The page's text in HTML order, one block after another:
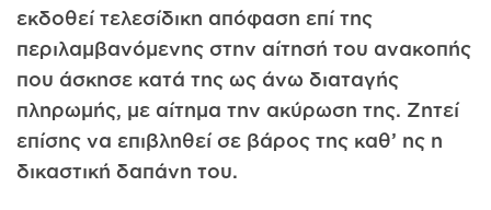
εκδοθεί τελεσίδικη απόφαση επί της
περιλαμβανόμενης στην αίτησή του ανακοπής
που άσκησε κατά της ως άνω διαταγής
πληρωμής, με αίτημα την ακύρωση της. Ζητεί
επίσης να επιβληθεί σε βάρος της καθ’ ης η
δικαστική δαπάνη του.